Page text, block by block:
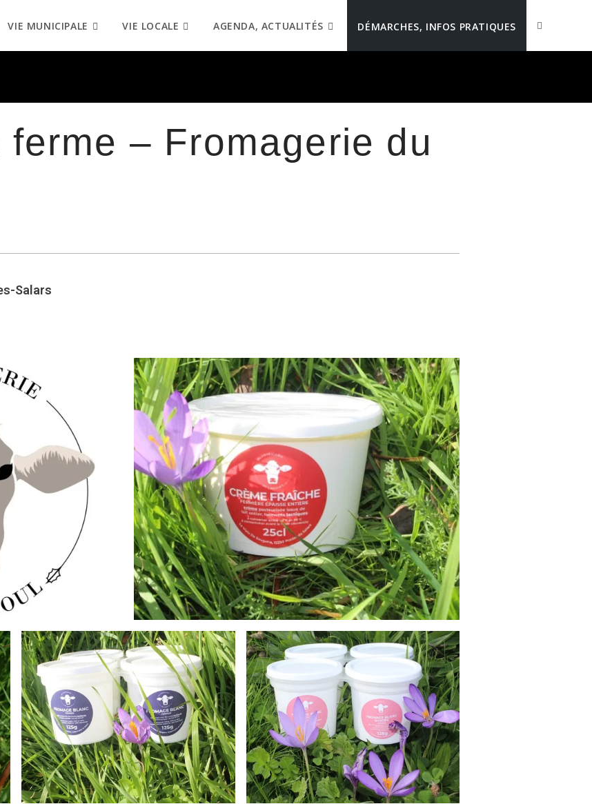
VIE MUNICIPALE VIE LOCALE AGENDA, ACTUALITÉS DÉMARCHES, INFOS PRATIQUES
– Fromagerie du
Salars